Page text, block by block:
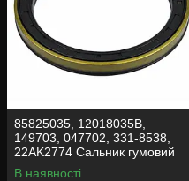
85825035, 12018035В,
149703, 047702, 331-8538,
22AK2774 Сальник гумовий
Carraro 150x180x14,4/16
В наявності